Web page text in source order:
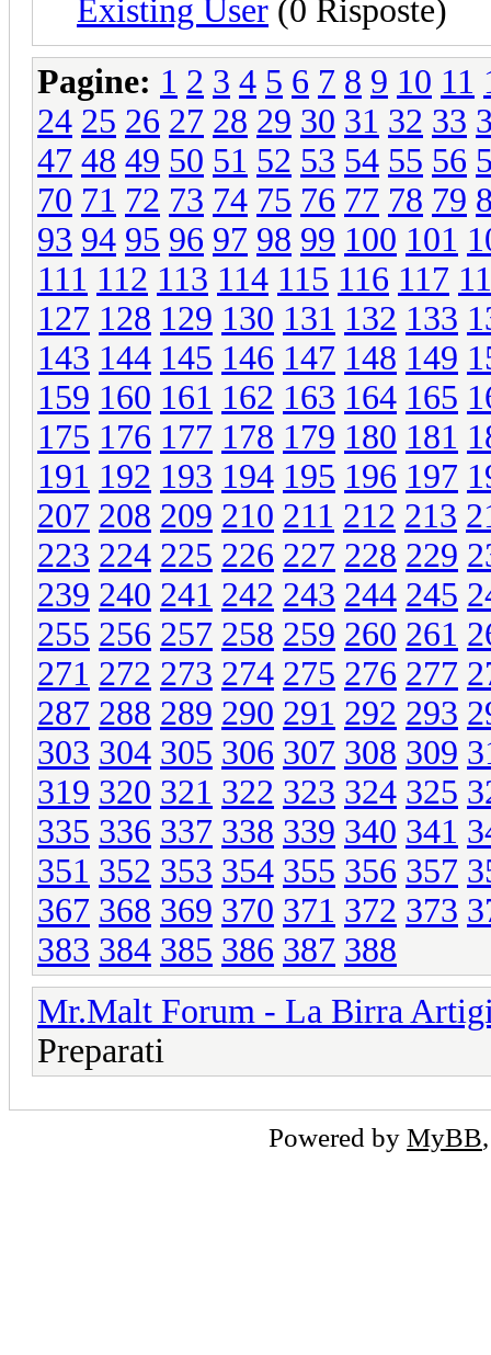
Existing User (0 Risposte)
Pagine: 1 2 3 4 5 6 7 8 9 10 11
24 25 26 27 28 29 30 31 32 33
47 48 49 50 51 52 53 54 55 56
70 71 72 73 74 75 76 77 78 79
93 94 95 96 97 98 99 100 101
111 112 113 114 115 116 117
127 128 129 130 131 132 133
143 144 145 146 147 148 149
159 160 161 162 163 164 165
175 176 177 178 179 180 181
191 192 193 194 195 196 197
207 208 209 210 211 212 213
223 224 225 226 227 228 229
239 240 241 242 243 244 245
255 256 257 258 259 260 261
271 272 273 274 275 276 277
287 288 289 290 291 292 293
303 304 305 306 307 308 309
319 320 321 322 323 324 325
335 336 337 338 339 340 341
351 352 353 354 355 356 357
367 368 369 370 371 372 373
383 384 385 386 387 388
Mr.Malt Forum - La Birra
Preparati
Powered by MyBB